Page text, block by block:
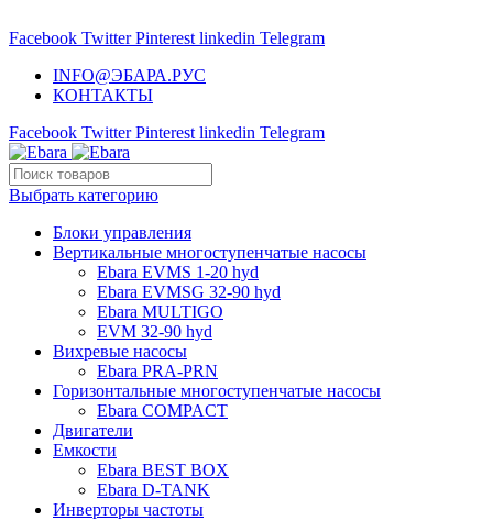
Facebook Twitter Pinterest linkedin Telegram
INFO@ЭБАРА.РУС
КОНТАКТЫ
Facebook Twitter Pinterest linkedin Telegram
Выбрать категорию
Блоки управления
Вертикальные многоступенчатые насосы
Ebara EVMS 1-20 hyd
Ebara EVMSG 32-90 hyd
Ebara MULTIGO
EVM 32-90 hyd
Вихревые насосы
Ebara PRA-PRN
Горизонтальные многоступенчатые насосы
Ebara COMPACT
Двигатели
Емкости
Ebara BEST BOX
Ebara D-TANK
Инверторы частоты